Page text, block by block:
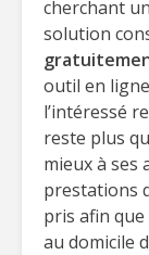
cherchant
solution
outil en
l’intéressé
reste plus
mieux à ses
prestations
pris afin
au domicile